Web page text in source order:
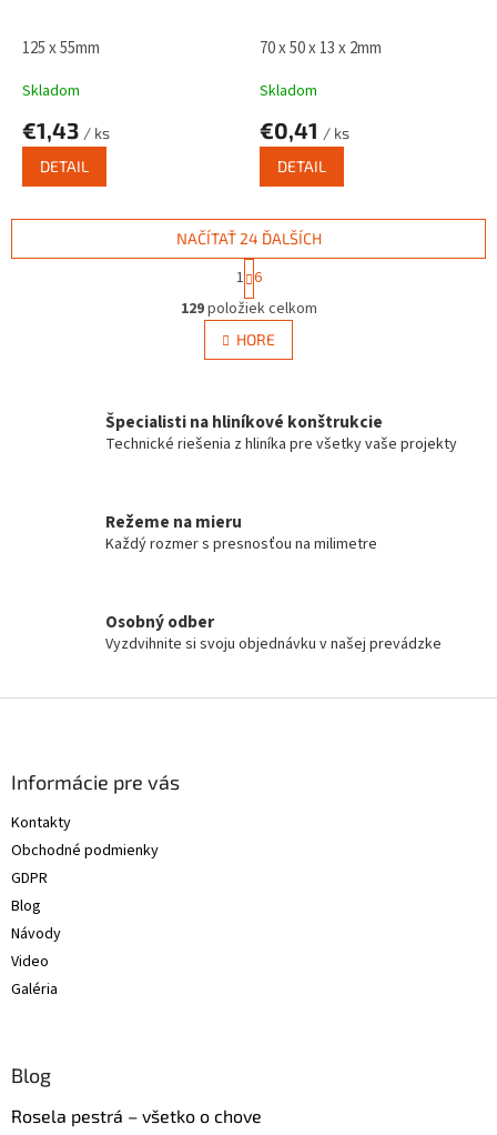
125 x 55mm
Skladom
€1,43 / ks
DETAIL
70 x 50 x 13 x 2mm
Skladom
€0,41 / ks
DETAIL
O
v
l
á
c
i
k
p
i
u
NAČÍTAŤ 24 ĎALŠÍCH
S
t
r
á
n
k
a
n
i
1 6
129položiek celkom
HORE
Špecialisti na hliníkové konštrukcie
Technické riešenia z hliníka pre všetky vaše projekty
Režeme na mieru
Každý rozmer s presnosťou na milimetre
Osobný odber
Vyzdvihnite si svoju objednávku v našej prevádzke
Informácie pre vás
Kontakty
Obchodné podmienky
GDPR
Blog
Návody
Video
Galéria
Blog
Rosela pestrá – všetko o chove